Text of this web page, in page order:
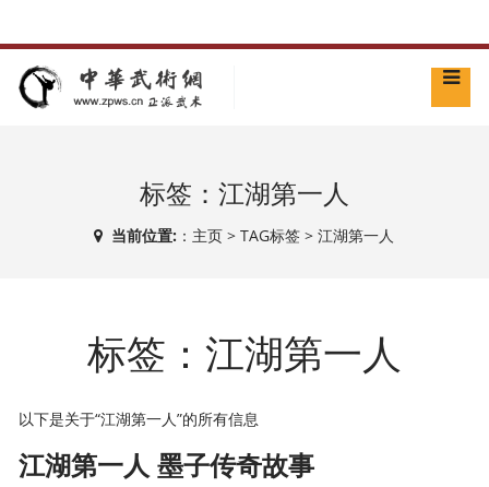
标签：江湖第一人
当前位置: ： 主页 >TAG标签 > 江湖第一人
标签：江湖第一人
以下是关于“江湖第一人”的所有信息
江湖第一人 墨子传奇故事